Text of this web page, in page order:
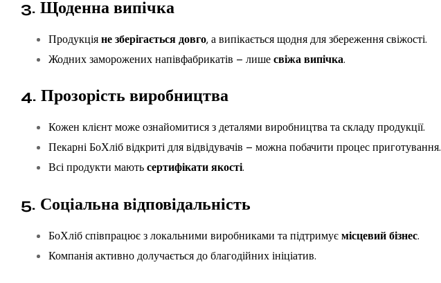
3. Щоденна випічка
Продукціяне зберігається довго, а випікається щодня для збереження свіжості.
Жодних заморожених напівфабрикатів – лишесвіжа випічка.
4. Прозорість виробництва
Кожен клієнт може ознайомитися з деталями виробництва та складу продукції.
Пекарні БоХліб відкриті для відвідувачів – можна побачити процес приготування.
Всі продукти маютьсертифікати якості.
5. Соціальна відповідальність
БоХліб співпрацює з локальними виробниками та підтримуємісцевий бізнес.
Компанія активно долучається до благодійних ініціатив.